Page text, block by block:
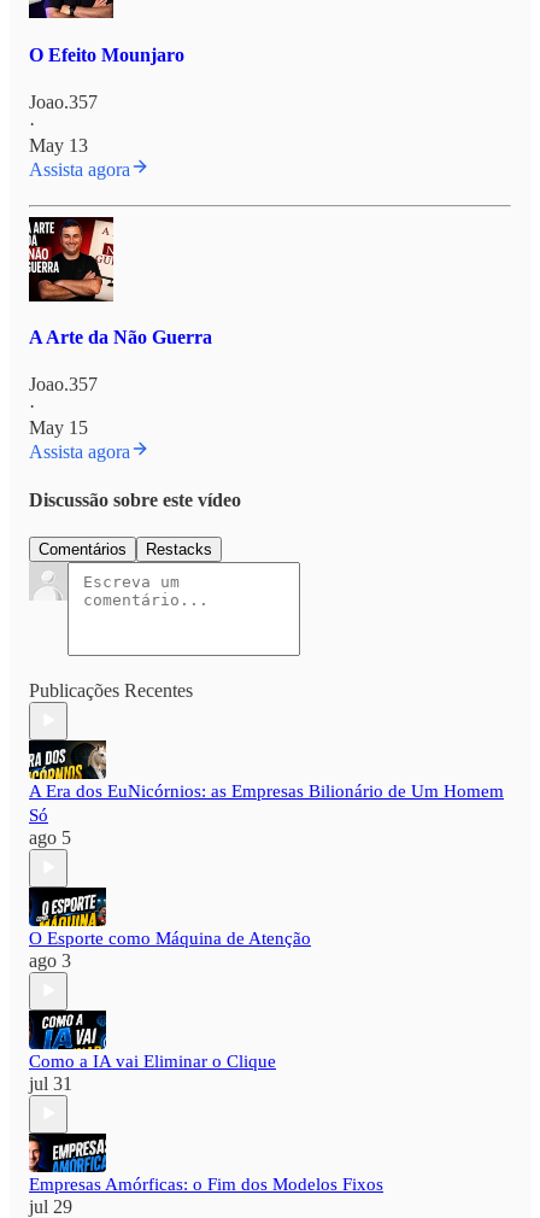
O Efeito Mounjaro
Joao.357
·
May 13
Assista agora
A Arte da Não Guerra
Joao.357
·
May 15
Assista agora
Discussão sobre este vídeo
Comentários Restacks
Publicações Recentes
A Era dos EuNicórnios: as Empresas Bilionário de Um Homem
Só
ago 5
O Esporte como Máquina de Atenção
ago 3
Como a IA vai Eliminar o Clique
jul 31
Empresas Amórficas: o Fim dos Modelos Fixos
jul 29